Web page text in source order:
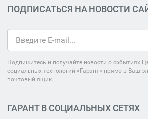
ПОДПИСАТЬСЯ НА НОВОСТИ
Подпишитесь и получайте новости о событиях
социальных технологий «Гарант» прямо в Ваш
почтовый ящик.
ГАРАНТ В СОЦИАЛЬНЫХ СЕТЯХ